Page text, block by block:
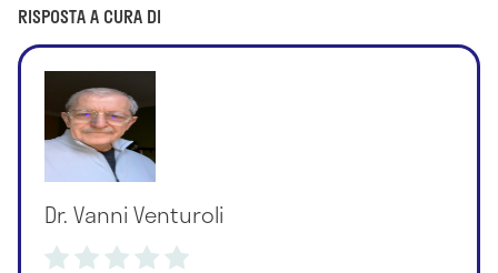
RISPOSTA A CURA DI
Dr. Vanni Venturoli